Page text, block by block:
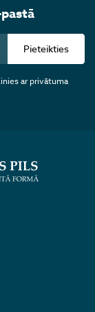
Pieteikties
ar privātuma